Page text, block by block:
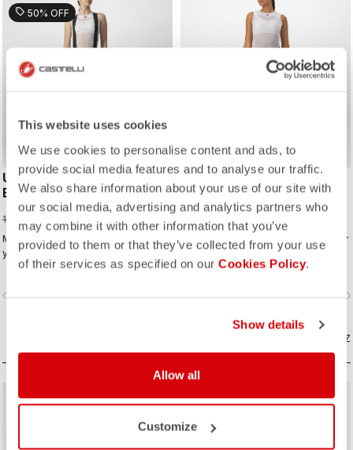
This website uses cookies
We use cookies to personalise content and ads, to
provide social media features and to analyse our traffic.
We also share information about your use of our site with
our social media, advertising and analytics partners who
may combine it with other information that you’ve
provided to them or that they’ve collected from your use
of their services as specified on our Cookies Policy.
Show details
Allow all
Customize
sell 50% OFF
UNLIMITED DT W LINER
BIBSHORT
139,95 € 69,98 €
Made to be the ultimate liner under
your baggy shorts. Featuring the
supremely comfortable Progetto X2
coolest minimalist short, with drop-
VELOCISSIMA THERMAL
TIGHT
119,95 €
Cuissard long thermique conçu pour
assurer votre confort et vous tenir
chaud tout au long de l’hiver. Pour
COMPAREZ
sell60% OFF